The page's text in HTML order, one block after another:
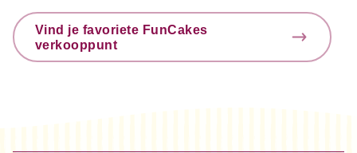
Vind je favoriete FunCakes
verkooppunt